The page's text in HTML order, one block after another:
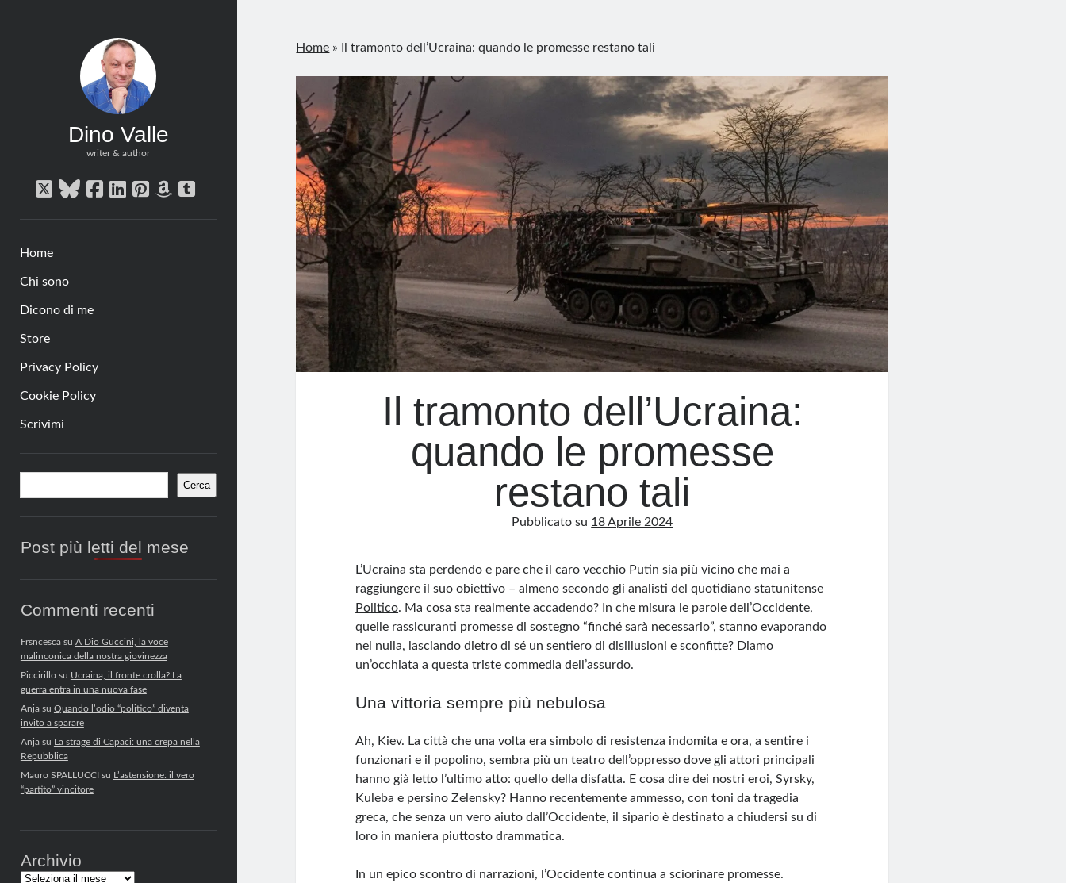
Dino Valle
writer & author
twitterbluesky
facebook
linkedin
pinterest
amazon
tumblr
Home
Chi sono
Dicono di me
Store
Privacy Policy
Cookie Policy
Scrivimi
Barra
laterale
Cerca
Post più letti del mese
Commenti recenti
Frsncescasu A Dio Guccini, la voce
malinconica della nostra giovinezza
Piccirillosu Ucraina, il fronte crolla? La
guerra entra in una nuova fase
Anjasu Quando l’odio “politico” diventa
invito a sparare
Anjasu La strage di Capaci: una crepa nella
Repubblica
Mauro SPALLUCCIsu L’astensione: il vero
“partito” vincitore
Archivio
Archivi
Home » Il tramonto dell’Ucraina: quando le promesse restano tali
Il tramonto dell’Ucraina:
quando le promesse
restano tali
Pubblicato su 18 Aprile 2024
L’Ucraina sta perdendo e pare che il caro vecchio Putin sia più vicino che mai a
raggiungere il suo obiettivo – almeno secondo gli analisti del quotidiano statunitense
Politico. Ma cosa sta realmente accadendo? In che misura le parole dell’Occidente,
quelle rassicuranti promesse di sostegno “finché sarà necessario”, stanno evaporando
nel nulla, lasciando dietro di sé un sentiero di disillusioni e sconfitte? Diamo
un’occhiata a questa triste commedia dell’assurdo.
Una vittoria sempre più nebulosa
Ah, Kiev. La città che una volta era simbolo di resistenza indomita e ora, a sentire i
funzionari e il popolino, sembra più un teatro dell’oppresso dove gli attori principali
hanno già letto l’ultimo atto: quello della disfatta. E cosa dire dei nostri eroi, Syrsky,
Kuleba e persino Zelensky? Hanno recentemente ammesso, con toni da tragedia
greca, che senza un vero aiuto dall’Occidente, il sipario è destinato a chiudersi su di
loro in maniera piuttosto drammatica.
In un epico scontro di narrazioni, l’Occidente continua a sciorinare promesse.